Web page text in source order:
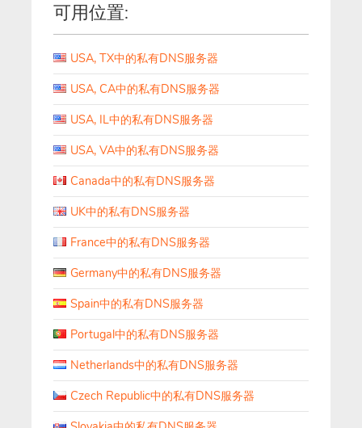
可用位置:
USA, TX中的私有DNS服务器
USA, CA中的私有DNS服务器
USA, IL中的私有DNS服务器
USA, VA中的私有DNS服务器
Canada中的私有DNS服务器
UK中的私有DNS服务器
France中的私有DNS服务器
Germany中的私有DNS服务器
Spain中的私有DNS服务器
Portugal中的私有DNS服务器
Netherlands中的私有DNS服务器
Czech Republic中的私有DNS服务器